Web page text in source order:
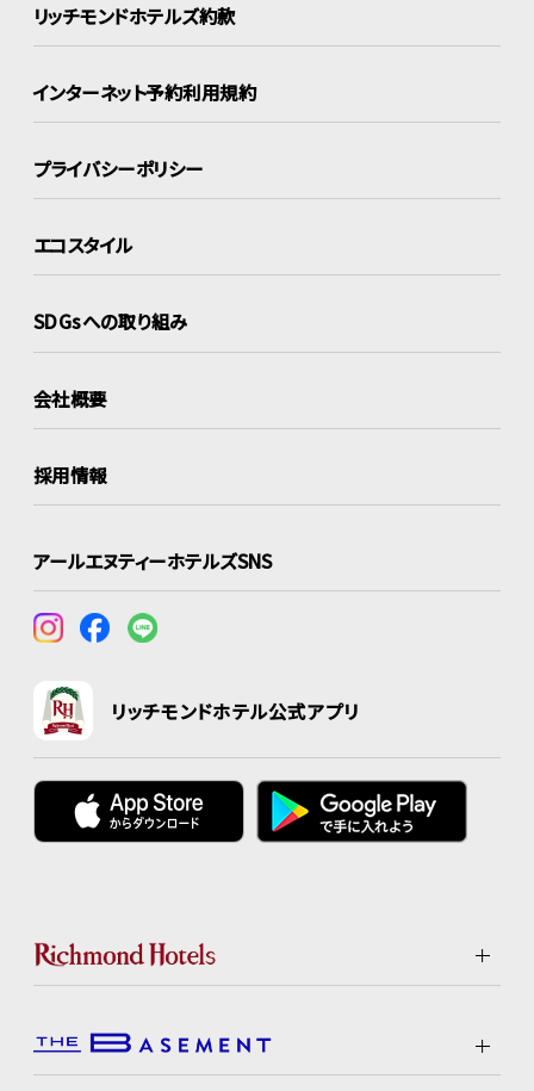
リッチモンドホテルズ約款
インターネット予約利用規約
プライバシーポリシー
エコスタイル
SDGsへの取り組み
会社概要
採用情報
アールエヌティーホテルズSNS
リッチモンドホテル公式アプリ